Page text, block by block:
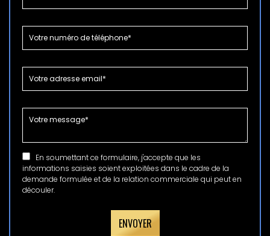
En soumettant ce formulaire, j'accepte que les
informations saisies soient exploitées dans le cadre de la
demande formulée et de la relation commerciale qui peut en
découler.